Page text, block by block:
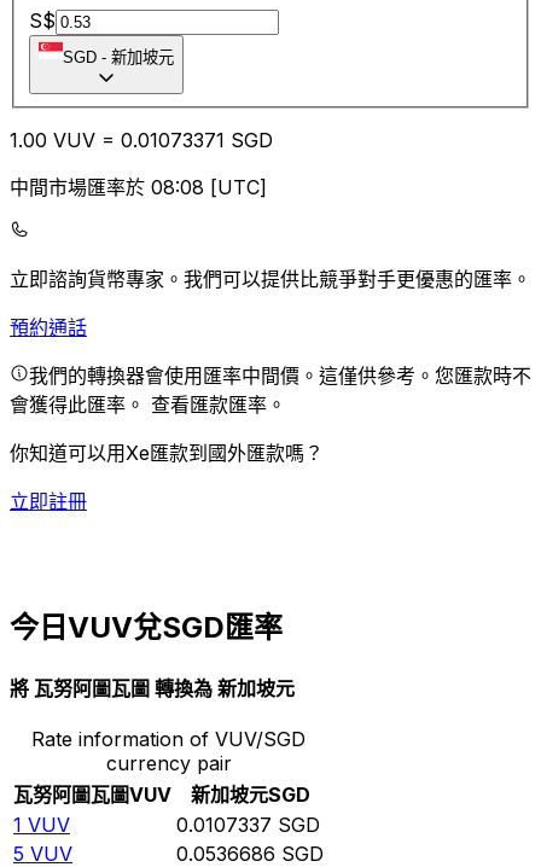
S$
SGD - 新加坡元
1.00 VUV = 0.01073371 SGD
中間市場匯率於 08:08 [UTC]
立即諮詢貨幣專家。 我們可以提供比競爭對手更優惠的匯率。
預約通話
我們的轉換器會使用匯率中間價。這僅供參考。您匯款時不
會獲得此匯率。 查看匯款匯率。
你知道可以用Xe匯款到國外匯款嗎？
立即註冊
今日VUV兌SGD匯率
將 瓦努阿圖瓦圖 轉換為 新加坡元
Rate information of VUV/SGD
currency pair
瓦努阿圖瓦圖VUV 新加坡元SGD
1 VUV 0.0107337 SGD
5 VUV 0.0536686 SGD